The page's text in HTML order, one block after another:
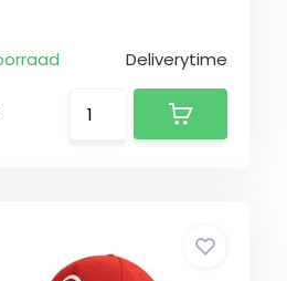
Deliverytime